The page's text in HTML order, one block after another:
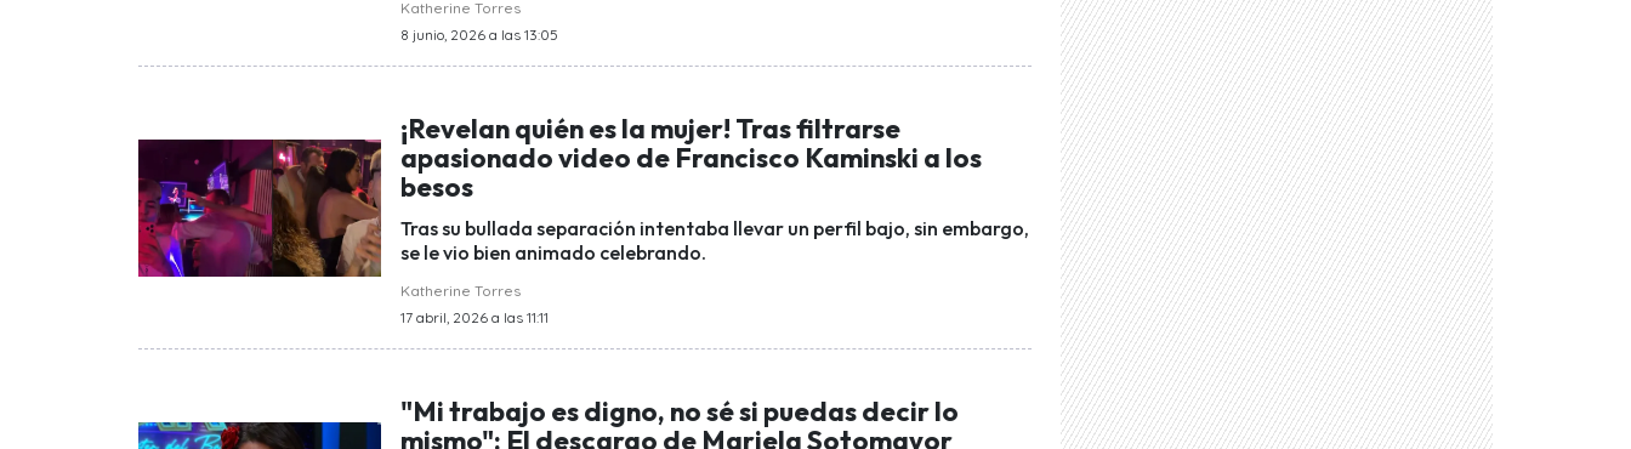
Katherine Torres
8 junio, 2026 a las 13:05
¡Revelan quién es la mujer! Tras filtrarse
apasionado video de Francisco Kaminski a los
besos
Tras su bullada separación intentaba llevar un perfil bajo, sin embargo,
se le vio bien animado celebrando.
Katherine Torres
17 abril, 2026 a las 11:11
"Mi trabajo es digno, no sé si puedas decir lo
mismo": El descargo de Mariela Sotomayor